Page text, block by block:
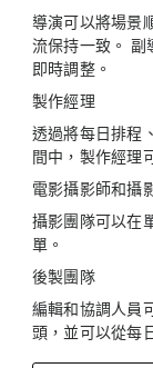
導演可以將場景
流保持一致。 副
即時調整。
製作經理
透過將每日排程
間中，製作經理
電影攝影師和攝
攝影團隊可以在
單。
後製團隊
編輯和協調人員
頭，並可以從每